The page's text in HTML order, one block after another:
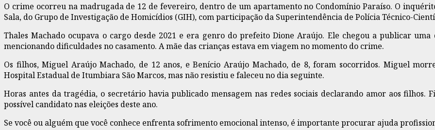
O crime ocorreu na madrugada de 12 de fevereiro, dentro de um apartamento no Condomínio Paraíso. O
Sala, do Grupo de Investigação de Homicídios (GIH), com participação da Superintendência de Polícia Técnico-
Thales Machado ocupava o cargo desde 2021 e era genro do prefeito Dione Araújo. Ele chegou a publicar
mencionando dificuldades no casamento. A mãe das crianças estava em viagem no momento do crime.
Os filhos, Miguel Araújo Machado, de 12 anos, e Benício Araújo Machado, de 8, foram socorridos. Miguel
Hospital Estadual de Itumbiara São Marcos, mas não resistiu e faleceu no dia seguinte.
Horas antes da tragédia, o secretário havia publicado mensagem nas redes sociais declarando amor aos filhos.
possível candidato nas eleições deste ano.
Se você ou alguém que você conhece enfrenta sofrimento emocional intenso, é importante procurar ajuda